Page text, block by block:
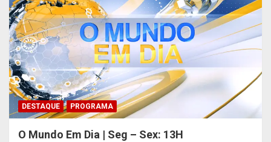
DESTAQUE PROGRAMA
O Mundo Em Dia | Seg – Sex: 13H